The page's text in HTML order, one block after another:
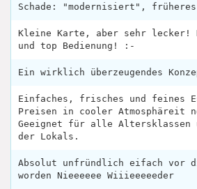
Schade: "modernisiert",
Kleine Karte, aber sehr lecker!
und top Bedienung! :-
Ein wirklich überzeugendes
Einfaches, frisches und feines
Preisen in cooler Atmosphäreit
Geeignet für alle Altersklassen
der Lokals.
Absolut unfründlich eifach vor
worden Nieeeeee Wiiieeeeeder